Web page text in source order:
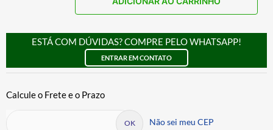
ESTÁ COM DÚVIDAS? COMPRE PELO WHATSAPP!
ENTRAR EM CONTATO
Não sei meu CEP